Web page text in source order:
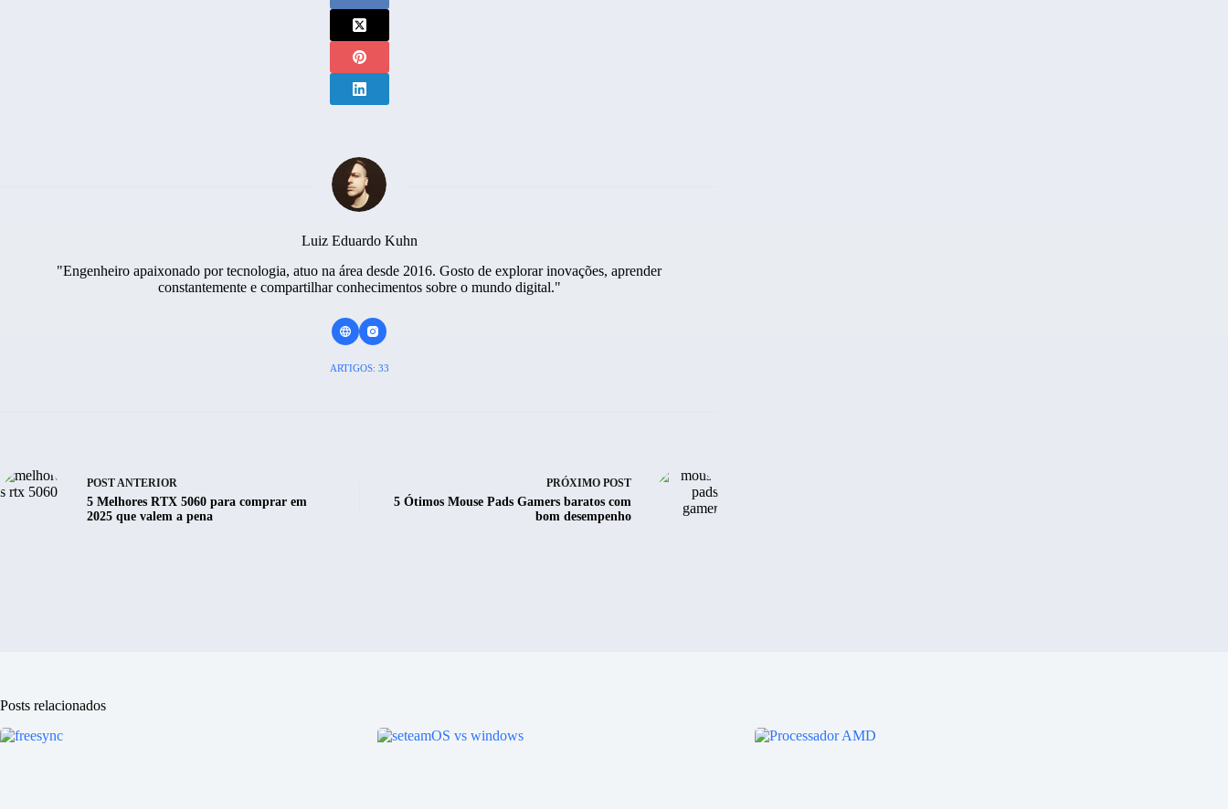
Luiz Eduardo Kuhn
"Engenheiro apaixonado por tecnologia, atuo na área desde 2016. Gosto de explorar inovações, aprender
constantemente e compartilhar conhecimentos sobre o mundo digital."
ARTIGOS: 33
POSTANTERIOR
5 Melhores RTX 5060 para comprar em
2025 que valem a pena
PRÓXIMOPOST
5 Ótimos Mouse Pads Gamers baratos com
bom desempenho
Posts relacionados